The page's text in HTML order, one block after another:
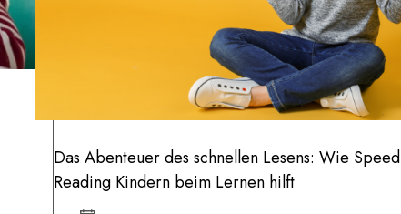
Das Abenteuer des schnellen Lesens: Wie Speed
Reading Kindern beim Lernen hilft